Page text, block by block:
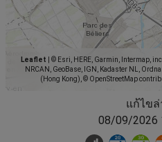
Leaflet
© Esri, HERE, Garmin, Intermap,
NRCAN, GeoBase, IGN, Kadaster NL,
(Hong Kong), © OpenStreetMap
แก้ไขล่
08/09/2026